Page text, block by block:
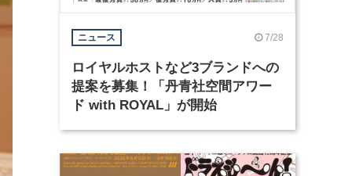
ニュース 7/28
ロイヤルホストなど3ブランドへの
提案を募集！「丹青社空間アワー
ド with ROYAL」が開始